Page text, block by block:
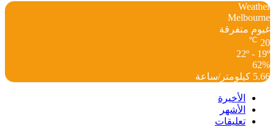
Weather
Melbourne
غيوم متفرقة
20
℃
22º - 19º
62%
5.66 كيلومتر/ساعة
الأخيرة
الأشهر
تعليقات